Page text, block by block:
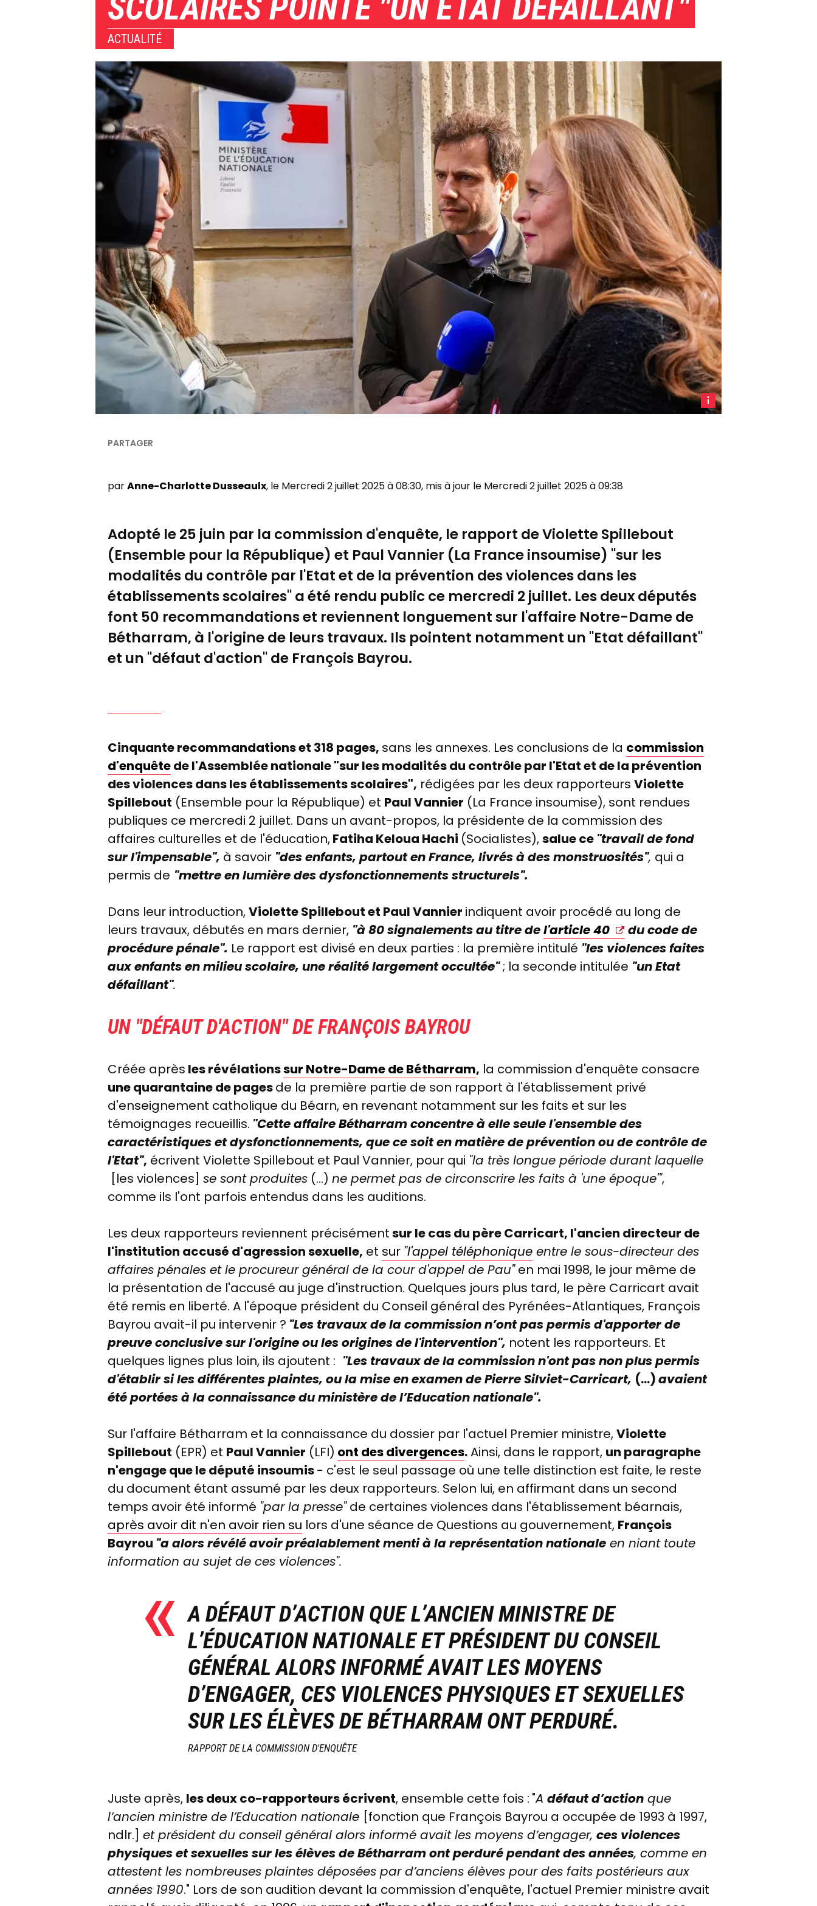
ACTUALITÉ
Image
Paul
Vannier
parAnne-Charlotte Dusseaulx, le Mercredi 2 juillet 2025 à 08:30, mis à jour le Mercredi 2 juillet 2025 à 09:38
Adopté le 25 juin par la commission d'enquête, le rapport deViolette Spillebout
(Ensemble pour la République) et Paul Vannier (La France insoumise) "sur les
modalités du contrôle par l'Etat et de la prévention des violences dans les
établissements scolaires" a été rendu public ce mercredi 2 juillet. Les deux députés
font 50 recommandations et reviennent longuement sur l'affaire Notre-Dame de
Bétharram, à l'origine de leurs travaux. Ils pointent notamment un "Etat défaillant"
et un "défaut d'action" de François Bayrou.
Cinquante recommandations et 318 pages, sans les annexes. Les conclusions de la commission
d'enquêtede l'Assemblée nationale "sur les modalités du contrôle par l'Etat et de la prévention
des violences dans les établissements scolaires", rédigées par les deux rapporteurs Violette
Spillebout (Ensemble pour la République) et Paul Vannier (La France insoumise), sont rendues
publiques ce mercredi 2 juillet. Dans un avant-propos, la présidente de la commission des
affaires culturelles et de l'éducation,Fatiha Keloua Hachi (Socialistes),salue ce "travail de fond
sur l'impensable", à savoir "des enfants, partout en France, livrés à des monstruosités", qui a
permis de "mettre en lumière desdysfonctionnements structurels".
Dans leur introduction,Violette Spillebout et Paul Vannier indiquent avoir procédé au long de
leurs travaux, débutés en mars dernier, "à 80 signalements au titre del'article 40
du code de
procédure pénale". Le rapport est divisé en deux parties : la première intitulé "les violences faites
aux enfants en milieu scolaire, une réalité largement occultée"; la seconde intitulée "un Etat
défaillant".
UN "DÉFAUT D'ACTION" DE FRANÇOIS BAYROU
Créée après les révélationssur Notre-Dame de Bétharram, la commission d'enquête consacre
une quarantaine de pagesde la première partie de son rapport à l'établissement privé
d'enseignement catholique du Béarn, en revenant notamment sur les faits et sur les
témoignages recueillis. "Cette affaire Bétharram concentre à elle seule l'ensemble des
caractéristiques et dysfonctionnements, que ce soit en matière de prévention ou de contrôle de
l'Etat", écrivent Violette Spillebout et Paul Vannier, pour qui "la très longue période durant laquelle
[les violences] se sont produites (...) ne permet pas de circonscrire les faits à 'une époque'",
comme ils l'ont parfois entendus dans les auditions.
Les deux rapporteurs reviennent précisémentsur le cas du père Carricart, l'ancien directeur de
l'institution accusé d'agression sexuelle, et sur "l'appel téléphonique entre le sous-directeur des
affaires pénales et le procureur général de la cour d'appel de Pau"en mai 1998, le jour même de
la présentation de l'accusé au juge d'instruction. Quelques jours plus tard, le père Carricart avait
été remis en liberté. A l'époque président du Conseil général des Pyrénées-Atlantiques, François
Bayrou avait-il pu intervenir ? "Les travaux de la commission n’ont pas permis d'apporter de
preuve conclusive sur l'origine ou les origines de l'intervention", notent les rapporteurs. Et
quelques lignes plus loin, ils ajoutent : "Les travaux de la commission n'ont pas non plus permis
d'établir si les différentes plaintes, ou la mise en examen de Pierre Silviet-Carricart, (...)avaient
été portées à la connaissance du ministère de l’Education nationale".
Sur l'affaire Bétharram et la connaissance du dossier par l'actuel Premier ministre,Violette
Spillebout (EPR) et Paul Vannier (LFI) ont des divergences.Ainsi, dans le rapport, un paragraphe
n'engage que le député insoumis- c'est le seul passage où une telle distinction est faite, le reste
du document étant assumé par les deux rapporteurs. Selon lui, en affirmant dans un second
temps avoir été informé "par la presse"de certaines violences dans l'établissement béarnais,
après avoir dit n'en avoir rien su lors d'une séance de Questions au gouvernement, François
Bayrou "a alors révélé avoirpréalablement menti à la représentation nationale en niant toute
information au sujetde ces violences".
A DÉFAUT D’ACTION QUE L’ANCIEN MINISTRE DE
L’ÉDUCATION NATIONALE ET PRÉSIDENT DU CONSEIL
GÉNÉRAL ALORS INFORMÉ AVAIT LES MOYENS
D’ENGAGER, CES VIOLENCES PHYSIQUES ET SEXUELLES
SUR LES ÉLÈVES DE BÉTHARRAM ONT PERDURÉ.
RAPPORT DE LA COMMISSION D'ENQUÊTE
Juste après, les deux co-rapporteurs écrivent, ensemble cette fois : "A défaut d’action que
l’ancien ministre de l’Education nationale [fonction que François Bayrou a occupée de 1993 à 1997,
ndlr.] et président du conseil général alors informé avait les moyens d’engager, ces violences
physiques et sexuelles sur les élèves de Bétharram ont perduré pendant des années, comme en
attestent les nombreuses plaintes déposées par d’anciens élèves pour des faits postérieurs aux
années 1990." Lors de son audition devant la commission d'enquête, l'actuel Premier ministre avait